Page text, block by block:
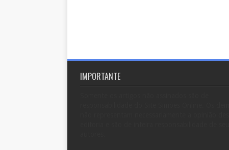
IMPORTANTE